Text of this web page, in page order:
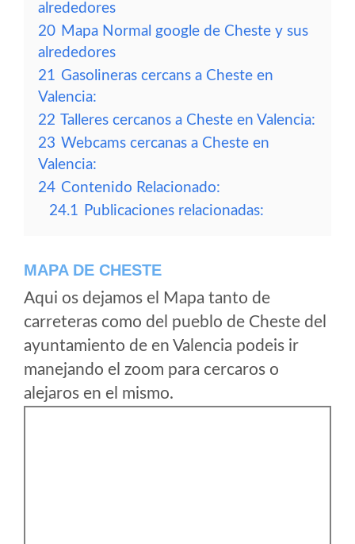
alrededores
20 Mapa Normal google de Cheste y sus
alrededores
21 Gasolineras cercans a Cheste en
Valencia:
22 Talleres cercanos a Cheste en Valencia:
23 Webcams cercanas a Cheste en
Valencia:
24 Contenido Relacionado:
24.1 Publicaciones relacionadas:
MAPA DE CHESTE
Aqui os dejamos el Mapa tanto de
carreteras como del pueblo de Cheste del
ayuntamiento de en Valencia podeis ir
manejando el zoom para cercaros o
alejaros en el mismo.